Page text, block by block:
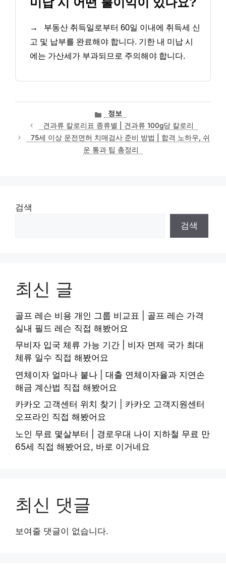
→
부동산 취득일로부터 60일 이내에 취득세 신
고 및 납부를 완료해야 합니다. 기한 내 미납 시
에는 가산세가 부과되므로 주의해야 합니다.
카
테
고
리
정보
견과류 칼로리표 종류별 | 견과류 100g당 칼로리
75세 이상 운전면허 치매검사 준비 방법 | 합격 노하우, 쉬
운 통과 팁 총정리
검색
검색
최신 글
골프 레슨 비용 개인 그룹 비교표 | 골프 레슨 가격
실내 필드 레슨 직접 해봤어요
무비자 입국 체류 가능 기간 | 비자 면제 국가 최대
체류 일수 직접 해봤어요
연체이자 얼마나 붙나 | 대출 연체이자율과 지연손
해금 계산법 직접 해봤어요
카카오 고객센터 위치 찾기 | 카카오 고객지원센터
오프라인 직접 해봤어요
노인 무료 몇살부터 | 경로우대 나이 지하철 무료 만
65세 직접 해봤어요, 바로 이거네요
최신 댓글
보여줄 댓글이 없습니다.